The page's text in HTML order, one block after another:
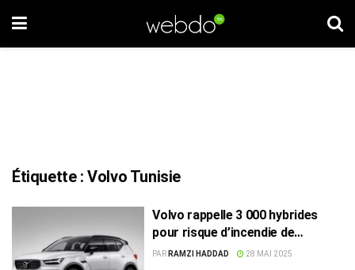
Étiquette :Volvo Tunisie
Volvo rappelle 3 000 hybrides
pour risque d’incendie de
batterie
PAR RAMZI HADDAD 28 MAI 2025